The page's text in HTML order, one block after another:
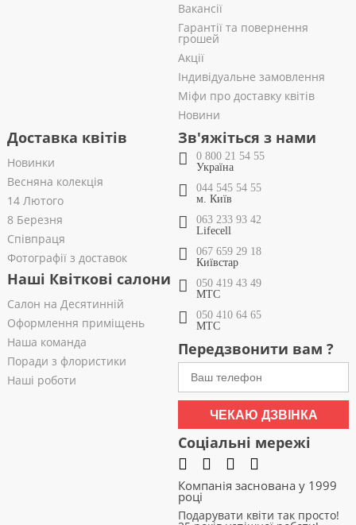
Вакансії
Гарантії та повернення
грошей
Акції
Індивідуальне замовлення
Міфи про доставку квітів
Новини
Доставка квітів
Новинки
Весняна колекція
14 Лютого
8 Березня
Співпраця
Фотографії з доставок
Наші Квіткові салони
Салон на Десятинній
Оформлення приміщень
Наша команда
Поради з флористики
Наші роботи
Зв'яжіться з нами
0 800 21 54 55
Україна
044 545 54 55
м. Київ
063 233 93 42
Lifecell
067 659 29 18
Київстар
050 419 43 49
МТС
050 410 64 65
МТС
Передзвонити вам ?
ЧЕКАЮ ДЗВІНКА
Соціальні мережі
Компанія заснована у 1999
році
Подарувати квіти так просто!